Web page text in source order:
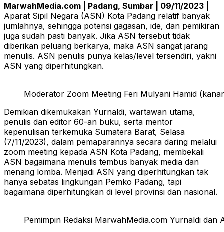
MarwahMedia.com | Padang, Sumbar | 09/11/2023 |
Aparat Sipil Negara (ASN) Kota Padang relatif banyak
jumlahnya, sehingga potensi gagasan, ide, dan pemikiran
juga sudah pasti banyak. Jika ASN tersebut tidak
diberikan peluang berkarya, maka ASN sangat jarang
menulis. ASN penulis punya kelas/level tersendiri, yakni
ASN yang diperhitungkan.
Moderator Zoom Meeting Feri Mulyani Hamid
Demikian dikemukakan Yurnaldi, wartawan utama,
penulis dan editor 60-an buku, serta mentor
kepenulisan terkemuka Sumatera Barat, Selasa
(7/11/2023), dalam pemaparannya secara daring melalui
zoom meeting kepada ASN Kota Padang, membekali
ASN bagaimana menulis tembus banyak media dan
menang lomba. Menjadi ASN yang diperhitungkan tak
hanya sebatas lingkungan Pemko Padang, tapi
bagaimana diperhitungkan di level provinsi dan nasional.
Pemimpin Redaksi MarwahMedia.com Yurnaldi dan